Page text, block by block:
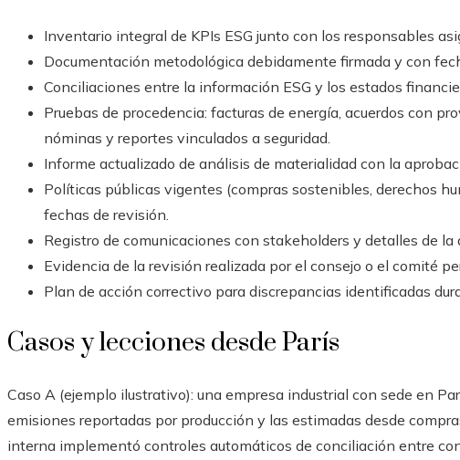
Inventario integral de KPIs ESG junto con los responsables
Documentación metodológica debidamente firmada y con
Conciliaciones entre la información ESG y los estados
Pruebas de procedencia: facturas de energía, acuerdos con
nóminas y reportes vinculados a seguridad.
Informe actualizado de análisis de materialidad con la
Políticas públicas vigentes (compras sostenibles, derechos
fechas de revisión.
Registro de comunicaciones con stakeholders y detalles de
Evidencia de la revisión realizada por el consejo o el comité
Plan de acción correctivo para discrepancias identificadas
Casos y lecciones desde París
Caso A (ejemplo ilustrativo): una empresa industrial con sede en
emisiones reportadas por producción y las estimadas desde
interna implementó controles automáticos de conciliación entre